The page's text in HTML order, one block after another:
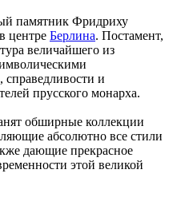
памятник Фридриху
центре Берлина. Постамент,
величайшего из
и
прусского монарха.
обширные коллекции
абсолютно все стили
дающие прекрасное
этой великой